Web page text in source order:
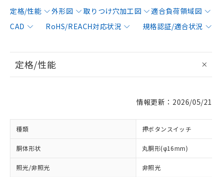
定格/性能 外形図 取りつけ穴加工図
適合負荷領域図
CAD
RoHS/REACH対応状況 規格認証/適合状況
定格/性能
情報更新：2026/05/21
種類 押ボタンスイッチ
胴体形状 丸胴形(φ16mm)
照光/非照光 非照光